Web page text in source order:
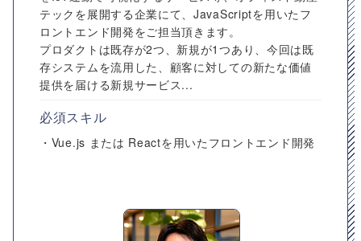
テックを展開する企業にて、JavaScriptを用いたフ
ロントエンド開発をご担当頂きます。
プロダクトは既存が2つ、新規が1つあり、今回は既
存システムを流用した、顧客に対しての新たな価値
提供を届ける新規サービス...
必須スキル
・Vue.js または Reactを用いたフロントエンド開発